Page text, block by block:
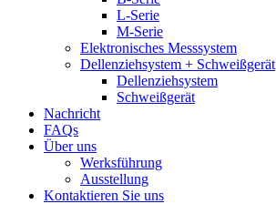
L-Serie
M-Serie
Elektronisches Messsystem
Dellenziehsystem + Schweißgerät
Dellenziehsystem
Schweißgerät
Nachricht
FAQs
Über uns
Werksführung
Ausstellung
Kontaktieren Sie uns